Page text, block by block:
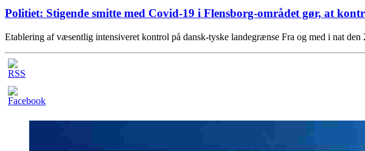
Politiet: Stigende smitte med Covid-19 i Flensborg-området gør, at
Etablering af væsentlig intensiveret kontrol på dansk-tyske landegrænse Fra og med i nat